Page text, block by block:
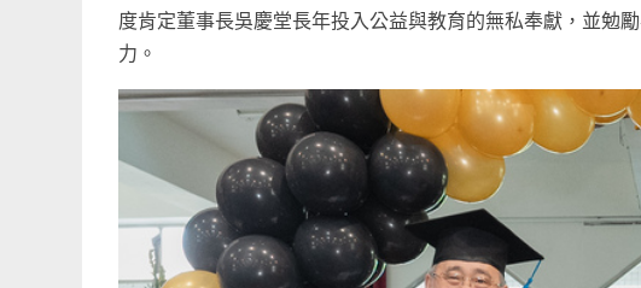
度肯定董事長吳慶堂長年投入公益與教育的無私奉獻，並勉
力。